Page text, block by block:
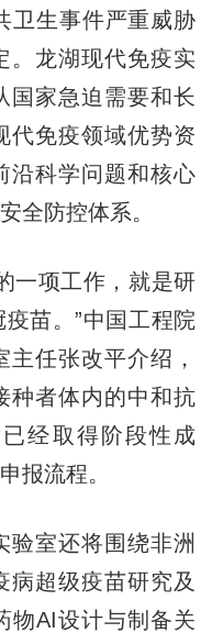
卫生事件严重威胁
。龙湖现代免疫实
国家急迫需要和长
代免疫领域优势资
沿科学问题和核心
全防控体系。
项工作，就是研
苗。”中国工程院
任张改平介绍，
种者体内的中和抗
经取得阶段性成
报流程。
室还将围绕非洲
病超级疫苗研究及
物AI设计与制备关